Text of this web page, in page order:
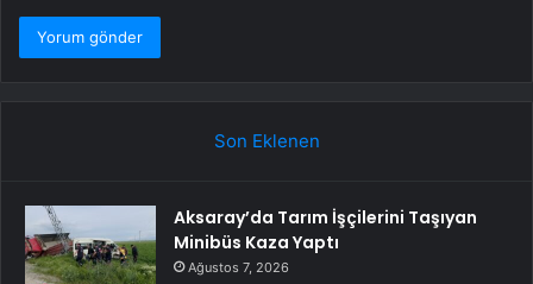
Son Eklenen
Aksaray’da Tarım İşçilerini Taşıyan
Minibüs Kaza Yaptı
Ağustos 7, 2026